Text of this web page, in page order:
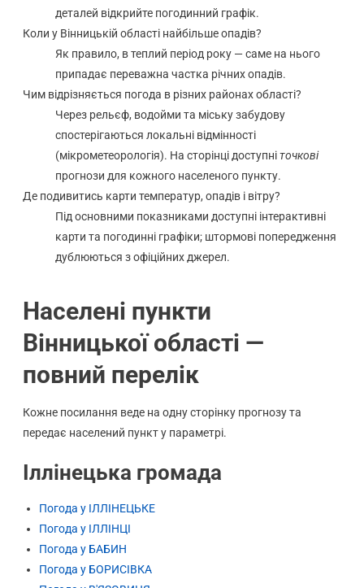
деталей відкрийте погодинний графік.
Коли у Вінницькій області найбільше опадів?
Як правило, в теплий період року — саме на нього
припадає переважна частка річних опадів.
Чим відрізняється погода в різних районах області?
Через рельєф, водойми та міську забудову
спостерігаються локальні відмінності
(мікрометеорологія). На сторінці доступніточкові
прогнози для кожного населеного пункту.
Де подивитись карти температур, опадів і вітру?
Під основними показниками доступні інтерактивні
карти та погодинні графіки; штормові попередження
дублюються з офіційних джерел.
Населені пункти
Вінницької області —
повний перелік
Кожне посилання веде на одну сторінку прогнозу та
передає населений пункт у параметрі.
Іллінецька громада
Погода у ІЛЛІНЕЦЬКЕ
Погода у ІЛЛІНЦІ
Погода у БАБИН
Погода у БОРИСІВКА